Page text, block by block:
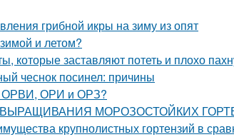
грибной икры на зиму из опят
и летом?
которые заставляют потеть и плохо
чеснок посинел: причины
ОРВИ, ОРИ и ОРЗ?
ВЫРАЩИВАНИЯ МОРОЗОСТОЙКИХ
крупнолистных гортензий в